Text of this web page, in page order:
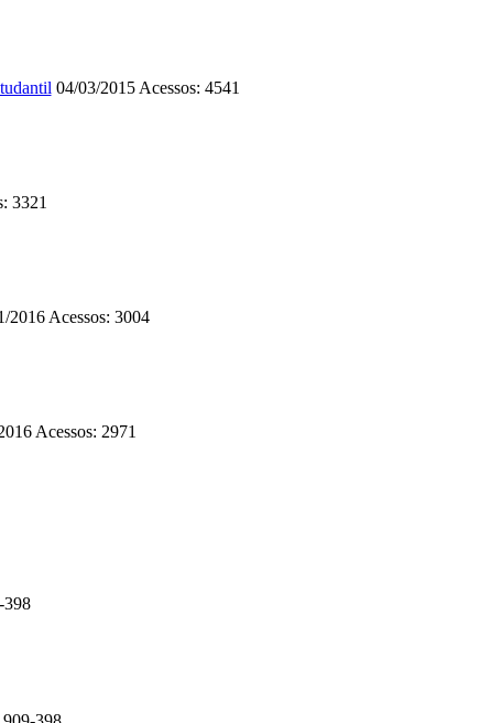
04/03/2015 Acessos: 4541
3321
2016 Acessos: 3004
Acessos: 2971